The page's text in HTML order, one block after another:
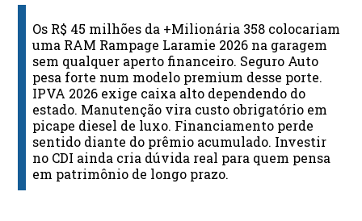
Os R$ 45 milhões da +Milionária 358 colocariam
uma RAM Rampage Laramie 2026 na garagem
sem qualquer aperto financeiro. Seguro Auto
pesa forte num modelo premium desse porte.
IPVA 2026 exige caixa alto dependendo do
estado. Manutenção vira custo obrigatório em
picape diesel de luxo. Financiamento perde
sentido diante do prêmio acumulado. Investir
no CDI ainda cria dúvida real para quem pensa
em patrimônio de longo prazo.